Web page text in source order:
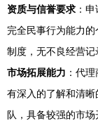
资质与信誉要求 ：
完全民事行为能力
制度，无不良经营记
市场拓展能力 ：代
有深入的了解和清
队，具备较强的市场